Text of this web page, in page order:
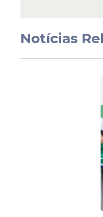
Veja
presença no
Notícias